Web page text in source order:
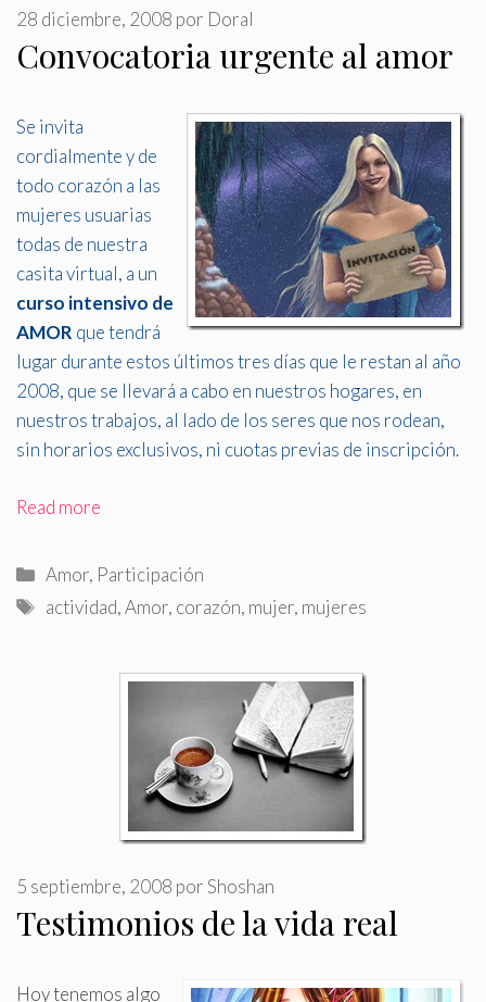
Convocatoria urgente al amor
28 diciembre, 2008 por Doral
Se invita
cordialmente y de
todo corazón a las
mujeres usuarias
todas de nuestra
casita virtual, a un
curso intensivo de
AMOR que tendrá
lugar durante estos últimos tres días que le restan al año
2008, que se llevará a cabo en nuestros hogares, en
nuestros trabajos, al lado de los seres que nos rodean,
sin horarios exclusivos, ni cuotas previas de inscripción.
Read more
Categorías
Amor, Participación
Etiquetas
actividad,Amor, corazón, mujer, mujeres
Testimonios de la vida real
5 septiembre, 2008 porShoshan
Hoy tenemos algo